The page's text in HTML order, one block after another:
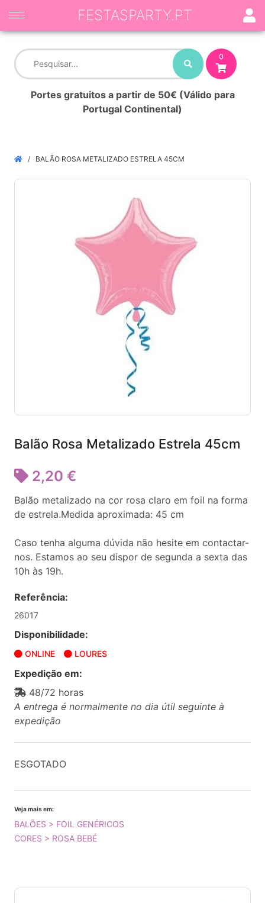
0
Portes gratuitos a partir de 50€ (Válido para
Portugal Continental)
FESTASPARTY.PT
BALÃO ROSA METALIZADO ESTRELA 45CM
Balão Rosa Metalizado Estrela 45cm
2,20 €
Balão metalizado na cor rosa claro em foil na forma
de estrela.Medida aproximada: 45 cm
Caso tenha alguma dúvida não hesite em contactar-
nos. Estamos ao seu dispor de segunda a sexta das
10h às 19h.
Referência:
26017
Disponibilidade:
ONLINE LOURES
Expedição em:
48/72 horas
A entrega é normalmente no dia útil seguinte à
expedição
ESGOTADO
Veja mais em:
BALÕES > FOIL GENÉRICOS
CORES > ROSA BEBÉ